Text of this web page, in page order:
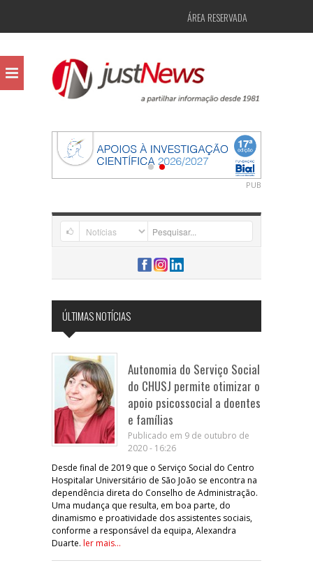
ÁREA RESERVADA
PUB
ÚLTIMAS NOTÍCIAS
Autonomia do Serviço Social
do CHUSJ permite otimizar o
apoio psicossocial a doentes
e famílias
Publicado em 9 de outubro de
2020 - 16:26
Desde final de 2019 que o Serviço Social do Centro
Hospitalar Universitário de São João se encontra na
dependência direta do Conselho de Administração.
Uma mudança que resulta, em boa parte, do
dinamismo e proatividade dos assistentes sociais,
conforme a responsável da equipa, Alexandra
Duarte. ler mais...